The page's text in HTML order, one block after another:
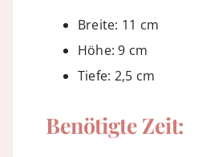
Breite: 11 cm
Höhe: 9 cm
Tiefe: 2,5 cm
Benötigte Zeit: